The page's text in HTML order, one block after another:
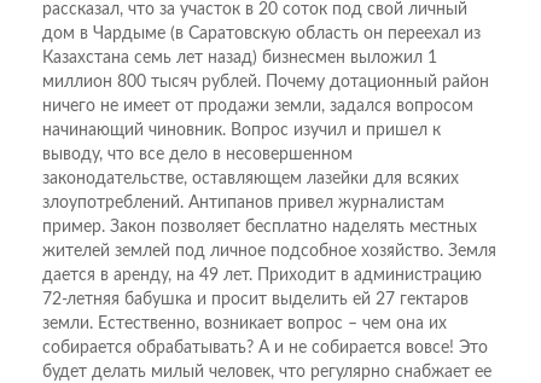
рассказал, что за участок в 20 соток под свой личный
дом в Чардыме (в Саратовскую область он переехал из
Казахстана семь лет назад) бизнесмен выложил 1
миллион 800 тысяч рублей. Почему дотационный район
ничего не имеет от продажи земли, задался вопросом
начинающий чиновник. Вопрос изучил и пришел к
выводу, что все дело в несовершенном
законодательстве, оставляющем лазейки для всяких
злоупотреблений. Антипанов привел журналистам
пример. Закон позволяет бесплатно наделять местных
жителей землей под личное подсобное хозяйство. Земля
дается в аренду, на 49 лет. Приходит в администрацию
72-летняя бабушка и просит выделить ей 27 гектаров
земли. Естественно, возникает вопрос – чем она их
собирается обрабатывать? А и не собирается вовсе! Это
будет делать милый человек, что регулярно снабжает ее